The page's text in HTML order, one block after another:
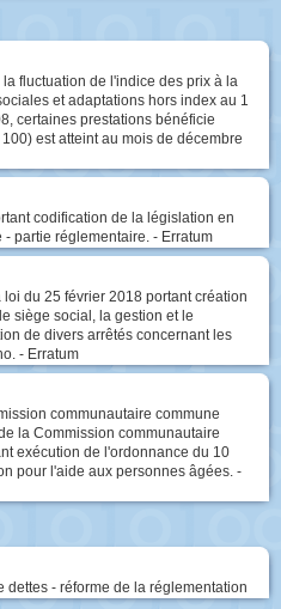
fluctuation de l'indice des prix à la
et adaptations hors index au 1
certaines prestations bénéficie
est atteint au mois de décembre
codification de la législation en
partie réglementaire. - Erratum
du 25 février 2018 portant création
siège social, la gestion et le
de divers arrêtés concernant les
- Erratum
communautaire commune
la Commission communautaire
exécution de l'ordonnance du 10
pour l'aide aux personnes âgées. -
- réforme de la réglementation